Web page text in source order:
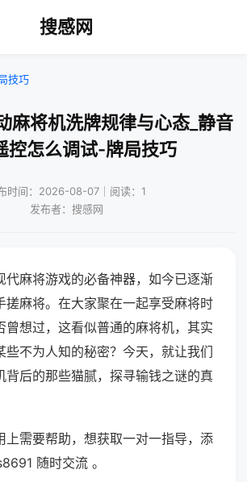
搜感网
技巧
麻将机洗牌规律与心态_静音
控怎么调试-牌局技巧
时间：2026-08-07｜阅读：1
发布者：搜感网
代麻将游戏的必备神器，如今已逐渐
搓麻将。在大家聚在一起享受麻将时
曾想过，这看似普通的麻将机，其实
些不为人知的秘密？今天，就让我们
背后的那些猫腻，探寻输钱之谜的真
上需要帮助，想获取一对一指导，添
随时交流 。